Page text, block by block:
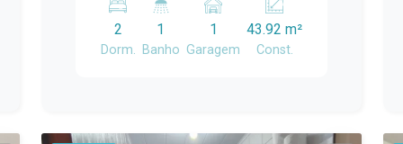
2
Dorm.
1
Banho
1
Garagem
43.92 m²
Const.